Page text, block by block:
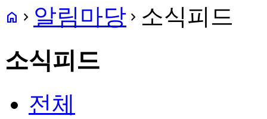
home navigate_next 알림마당 navigate_next 소식피드
소식피드
전체